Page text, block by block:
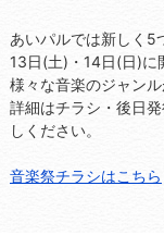
あいパルでは新しく5
13日(土)・14日(日)に
様々な音楽のジャン
詳細はチラシ・後日
しください。
音楽祭チラシはこちら